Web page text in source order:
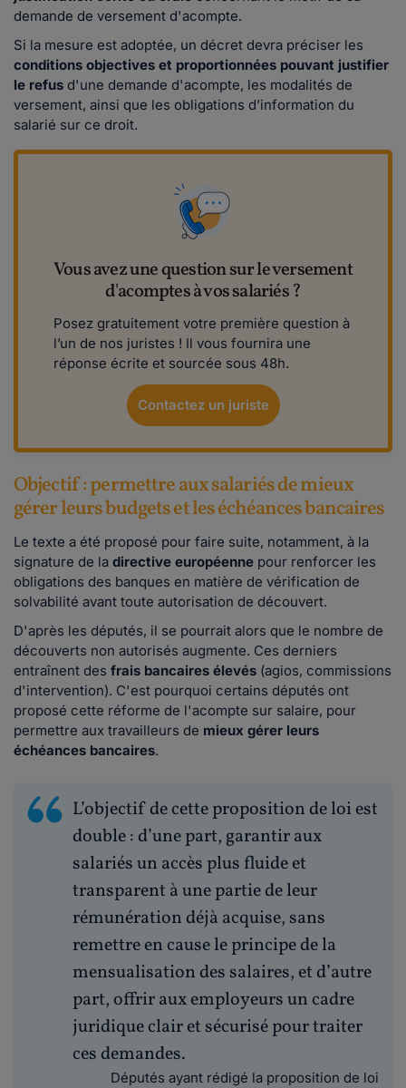
demande de versement d'acompte.
Si la mesure est adoptée, un décret devra préciser les
conditions objectives et proportionnées pouvant justifier
le refus d'une demande d'acompte, les modalités de
versement, ainsi que les obligations d’information du
salarié sur ce droit.
Vous avez une question sur le versement
d'acomptes à vos salariés ?
Posez gratuitement votre première question à
l’un de nos juristes ! Il vous fournira une
réponse écrite et sourcée sous 48h.
Contactez un juriste
Objectif : permettre aux salariés de mieux
gérer leurs budgets et les échéances bancaires
Le texte a été proposé pour faire suite, notamment, à la
signature de la directive européenne pour renforcer les
obligations des banques en matière de vérification de
solvabilité avant toute autorisation de découvert.
D'après les députés, il se pourrait alors que le nombre de
découverts non autorisés augmente. Ces derniers
entraînent des frais bancaires élevés (agios, commissions
d'intervention). C'est pourquoi certains députés ont
proposé cette réforme de l'acompte sur salaire, pour
permettre aux travailleurs de mieux gérer leurs
échéances bancaires.
L’objectif de cette proposition de loi est
double : d’une part, garantir aux
salariés un accès plus fluide et
transparent à une partie de leur
rémunération déjà acquise, sans
remettre en cause le principe de la
mensualisation des salaires, et d’autre
part, offrir aux employeurs un cadre
juridique clair et sécurisé pour traiter
ces demandes.
Députés ayant rédigé la proposition de loi